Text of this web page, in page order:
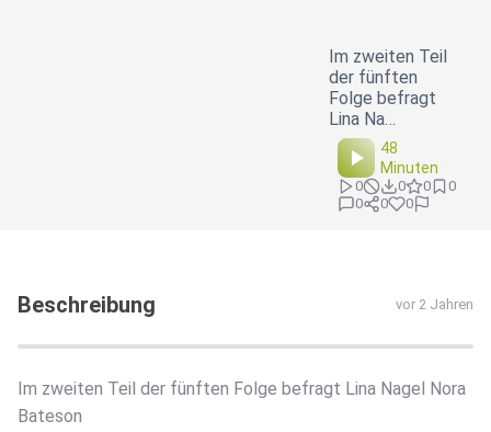
Im zweiten Teil
der fünften
Folge befragt
Lina Na…
48
Minuten
0 0 0
0
0
0 0
Beschreibung vor 2 Jahren
Im zweiten Teil der fünften Folge befragt Lina Nagel Nora
Bateson